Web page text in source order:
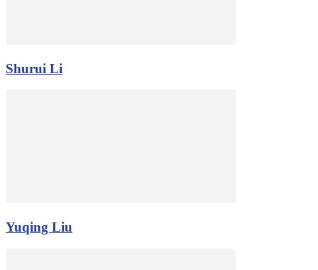
Shurui Li
Yuqing Liu